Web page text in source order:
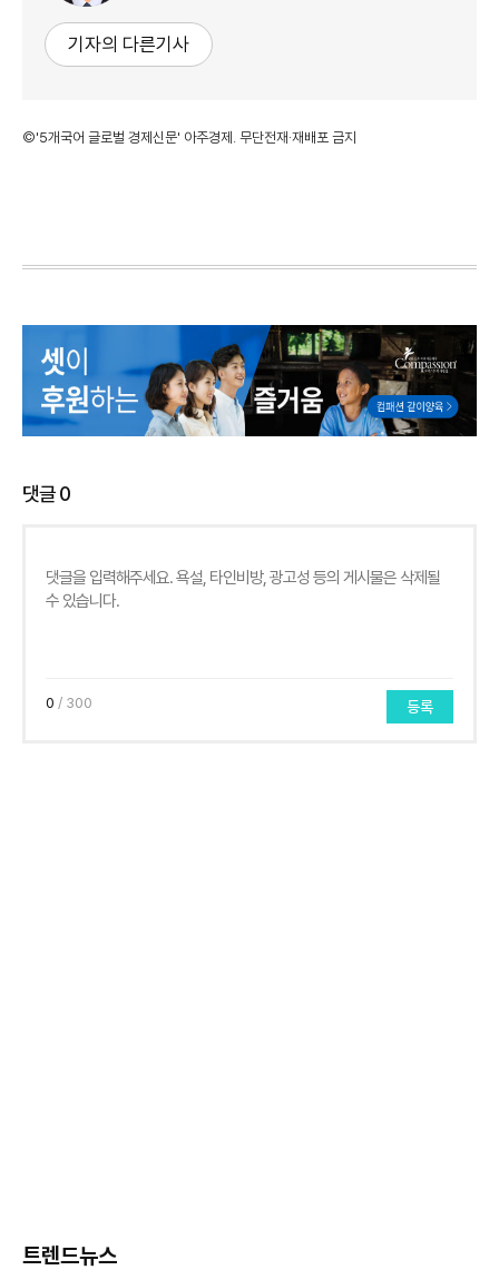
기자의 다른기사
©'5개국어 글로벌 경제신문' 아주경제. 무단전재·재배포 금지
댓글0
0 / 300 등록
트렌드뉴스